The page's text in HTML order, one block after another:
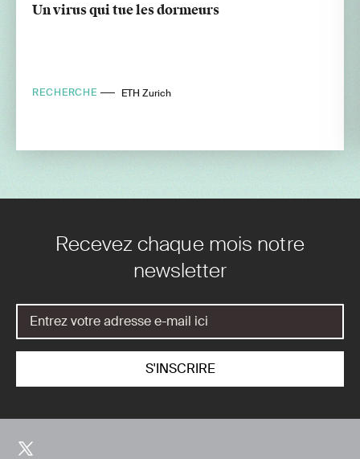
Un virus qui tue les dormeurs
RECHERCHE ETH Zurich
Recevez chaque mois notre
newsletter